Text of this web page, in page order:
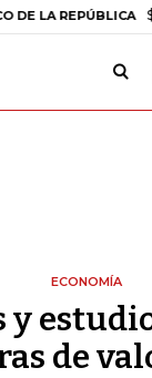
$
ECONOMÍA
y
de